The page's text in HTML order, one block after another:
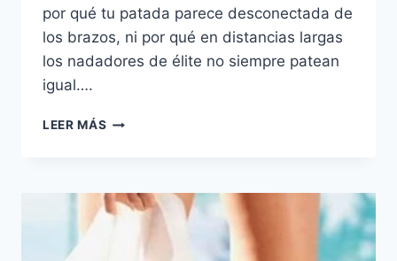
por qué tu patada parece desconectada de
los brazos, ni por qué en distancias largas
los nadadores de élite no siempre patean
igual….
LEER MÁS COMO
DE
CROL